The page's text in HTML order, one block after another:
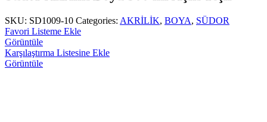
SKU: SD1009-10 Categories: AKRİLİK, BOYA, SÜDOR
Favori Listeme Ekle
Görüntüle
Karşılaştırma Listesine Ekle
Görüntüle